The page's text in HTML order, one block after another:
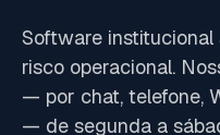
Software
risco operacional.
— por chat, telefone,
— de segunda a